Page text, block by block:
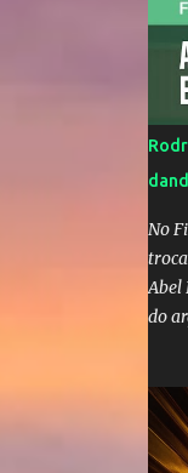
que
até
dia
ir,
de
No
Abel
do